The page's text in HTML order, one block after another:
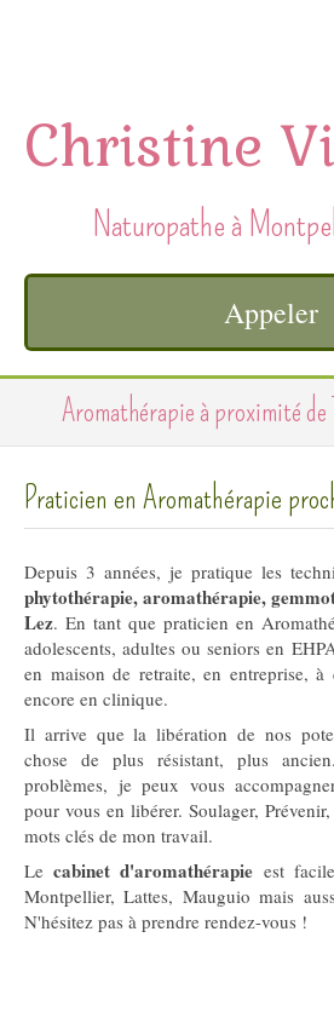
Christine
Naturopathe à
Appeler
Aromathérapie à proximité
Praticien en Aromathérapie
Depuis 3 années, je pratique les
phytothérapie, aromathérapie,
Lez. En tant que praticien en
adolescents, adultes ou seniors en
en maison de retraite, en entreprise,
encore en clinique.
Il arrive que la libération de nos
chose de plus résistant, plus
problèmes, je peux vous
pour vous en libérer. Soulager,
mots clés de mon travail.
Lecabinet d'aromathérapie est
Montpellier, Lattes, Mauguio mais
N'hésitez pas à prendre rendez-vous !